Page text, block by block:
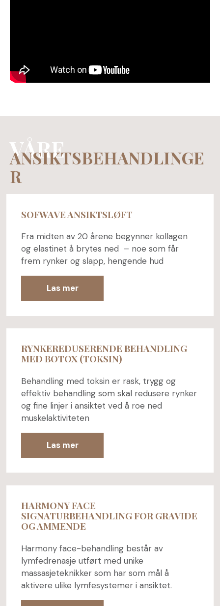
VÅRE
ANSIKTSBEHANDLINGE
R
SOFWAVE ANSIKTSLØFT
Fra midten av 20 årene begynner kollagen
og elastinet å brytes ned – noe som får
frem rynker og slapp, hengende hud
Las mer
RYNKEREDUSERENDE BEHANDLING
MED BOTOX (TOKSIN)
Behandling med toksin er rask, trygg og
effektiv behandling som skal redusere rynker
og fine linjer i ansiktet ved å roe ned
muskelaktiviteten
Las mer
HARMONY FACE
SIGNATURBEHANDLING FOR GRAVIDE
OG AMMENDE
Harmony face-behandling består av
lymfedrenasje utført med unike
massasjeteknikker som har som mål å
aktivere ulike lymfesystemer i ansiktet.